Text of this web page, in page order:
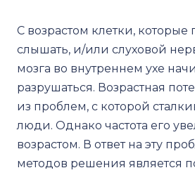
С возрастом клетки, которые
слышать, и/или слуховой
мозга во внутреннем ухе
разрушаться. Возрастная
из проблем, с которой
люди. Однако частота его
возрастом. В ответ на эту
методов решения является